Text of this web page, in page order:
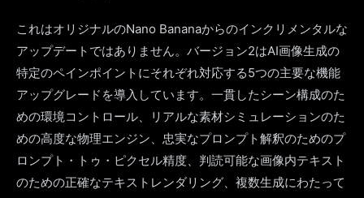
これはオリジナルのNano Bananaからのインクリメンタルな
アップデートではありません。バージョン2はAI画像生成の
特定のペインポイントにそれぞれ対応する5つの主要な機能
アップグレードを導入しています。一貫したシーン構成のた
めの環境コントロール、リアルな素材シミュレーションのた
めの高度な物理エンジン、忠実なプロンプト解釈のためのプ
ロンプト・トゥ・ピクセル精度、判読可能な画像内テキスト
のための正確なテキストレンダリング、複数生成にわたって